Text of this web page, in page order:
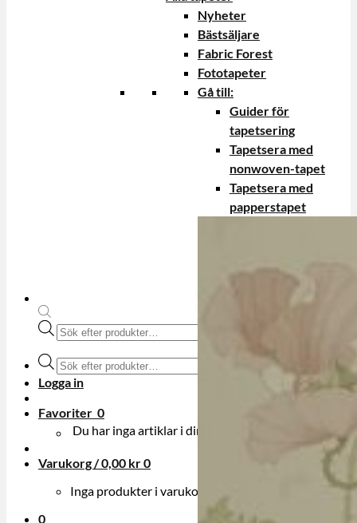
Produktsökning
Produktsökning
Logga in
Favoriter 0
Du har inga artiklar i din onskelista.
Varukorg /0,00 kr0
Inga produkter i varukorgen.
0
Nyheter
Bästsäljare
Fabric Forest
Fototapeter
Gå till:
Guider för
tapetsering
Tapetsera med
nonwoven-tapet
Tapetsera med
papperstapet